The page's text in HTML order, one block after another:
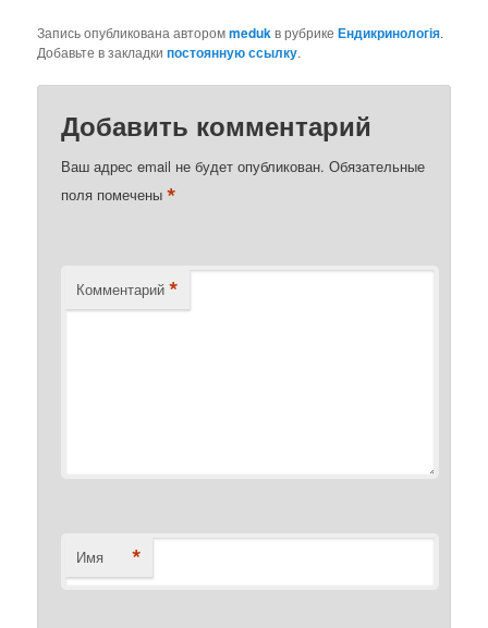
Запись опубликована авторомmeduk в рубрикеЕндикринологія.
Добавьте в закладкипостоянную ссылку.
Добавить комментарий
Ваш адрес email не будет опубликован. Обязательные
поля помечены*
Комментарий *
Имя *